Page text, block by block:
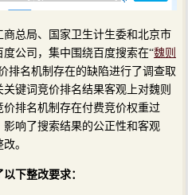
商总局、国家卫生计生委和北京市
公司，集中围绕百度搜索在“魏则
排名机制存在的缺陷进行了调查取
键词竞价排名结果客观上对魏则
排名机制存在付费竞价权重过
响了搜索结果的公正性和客观
。
下整改要求：